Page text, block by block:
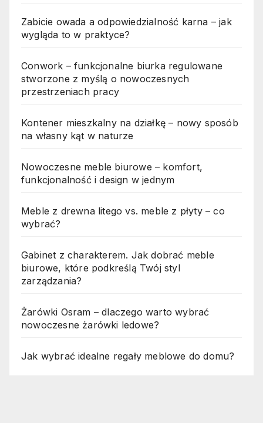
Zabicie owada a odpowiedzialność karna – jak
wygląda to w praktyce?
Conwork – funkcjonalne biurka regulowane
stworzone z myślą o nowoczesnych
przestrzeniach pracy
Kontener mieszkalny na działkę – nowy sposób
na własny kąt w naturze
Nowoczesne meble biurowe – komfort,
funkcjonalność i design w jednym
Meble z drewna litego vs. meble z płyty – co
wybrać?
Gabinet z charakterem. Jak dobrać meble
biurowe, które podkreślą Twój styl
zarządzania?
Żarówki Osram – dlaczego warto wybrać
nowoczesne żarówki ledowe?
Jak wybrać idealne regały meblowe do domu?